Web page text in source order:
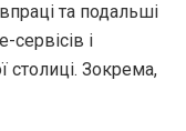
та подальші
і
столиці. Зокрема,